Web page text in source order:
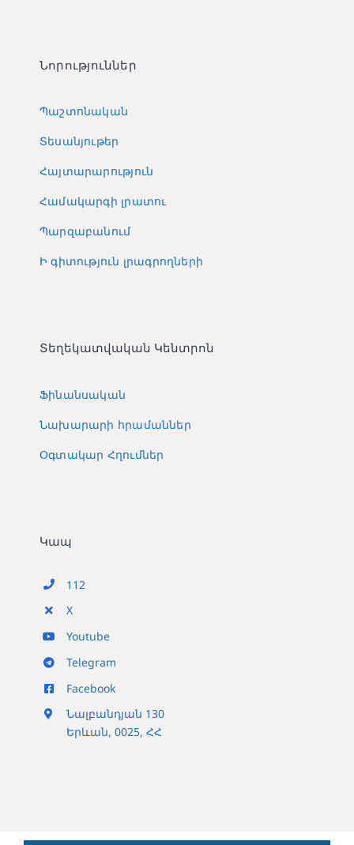
Նորություններ
Պաշտոնական
Տեսանյութեր
Հայտարարություն
Համակարգի լրատու
Պարզաբանում
Ի գիտություն լրագրողների
Տեղեկատվական Կենտրոն
Ֆինանսական
Նախարարի հրամաններ
Օգտակար Հղումներ
Կապ
112
X
Youtube
Telegram
Facebook
Նալբանդյան 130
Երևան, 0025, ՀՀ